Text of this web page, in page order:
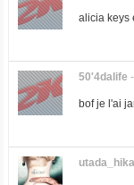
alicia keys
50'4dalife -
bof je l'ai